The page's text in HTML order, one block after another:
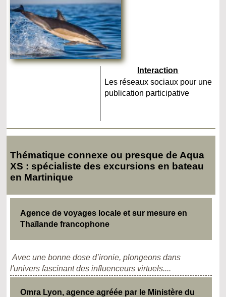
Interaction
Les réseaux sociaux pour une
publication participative
Thématique connexe ou presque de Aqua
XS : spécialiste des excursions en bateau
en Martinique
Agence de voyages locale et sur mesure en
Thaïlande francophone
Avec une bonne dose d’ironie, plongeons dans
l'univers fascinant des influenceurs virtuels....
Omra Lyon, agence agréée par le Ministère du